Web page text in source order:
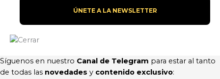
Síguenos en nuestro Canal de Telegram para estar al tanto
de todas las novedades y contenido exclusivo: